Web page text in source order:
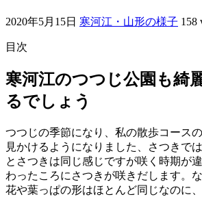
2020年5月15日 寒河江・山形の様子 158
目次
寒河江のつつじ公園も綺
るでしょう
つつじの季節になり、私の散歩コース
見かけるようになりました、さつきで
とさつきは同じ感じですが咲く時期が
わったころにさつきが咲きだします。
花や葉っぱの形はほとんど同じなのに